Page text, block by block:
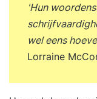
uitgebreide
groepen
personen. Dit
persoonlijke
performance
'Hun
wel eens
Lorraine